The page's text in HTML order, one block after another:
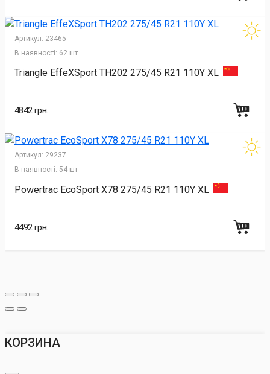
Артикул: 23465
В наявності: 62 шт
Triangle EffeXSport TH202 275/45 R21 110Y XL
4842 грн.
Артикул: 29237
В наявності: 54 шт
Powertrac EcoSport X78 275/45 R21 110Y XL
4492 грн.
КОРЗИНА